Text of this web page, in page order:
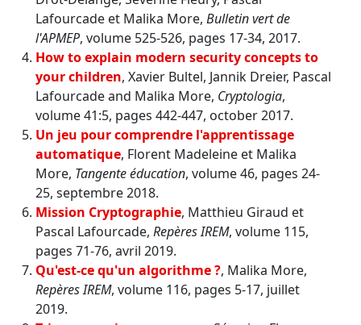
Lafourcade et Malika More, Bulletin vert de
l'APMEP, volume 525-526, pages 17-34, 2017.
How to explain modern security concepts to
your children, Xavier Bultel, Jannik Dreier, Pascal
Lafourcade and Malika More, Cryptologia,
volume 41:5, pages 442-447, october 2017.
Un jeu pour comprendre l'apprentissage
automatique, Florent Madeleine et Malika
More, Tangente éducation, volume 46, pages 24-
25, septembre 2018.
Mission Cryptographie, Matthieu Giraud et
Pascal Lafourcade, Repères IREM, volume 115,
pages 71-76, avril 2019.
Qu'est-ce qu'un algorithme ?, Malika More,
Repères IREM, volume 116, pages 5-17, juillet
2019.